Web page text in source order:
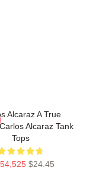
Alcaraz A True
Alcaraz Tank
Tops
$24.45